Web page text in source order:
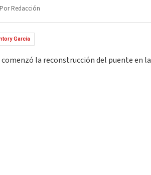
Por Redacción
García
la reconstrucción del puente en